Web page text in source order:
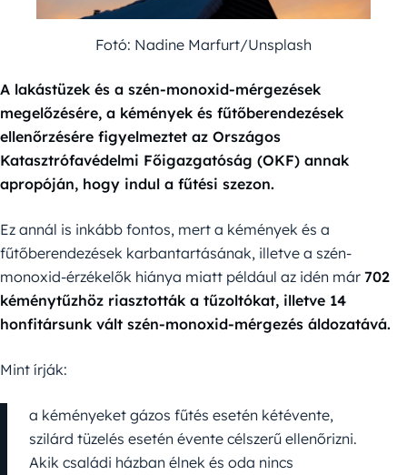
Fotó: Nadine Marfurt/Unsplash
A lakástüzek és a szén-monoxid-mérgezések
megelőzésére, a kémények és fűtőberendezések
ellenőrzésére figyelmeztet az Országos
Katasztrófavédelmi Főigazgatóság (OKF) annak
apropóján, hogy indul a fűtési szezon.
Ez annál is inkább fontos, mert a kémények és a
fűtőberendezések karbantartásának, illetve a szén-
monoxid-érzékelők hiánya miatt például az idén már 702
kéménytűzhöz riasztották a tűzoltókat, illetve 14
honfitársunk vált szén-monoxid-mérgezés áldozatává.
Mint írják:
a kéményeket gázos fűtés esetén kétévente,
szilárd tüzelés esetén évente célszerű ellenőrizni.
Akik családi házban élnek és oda nincs